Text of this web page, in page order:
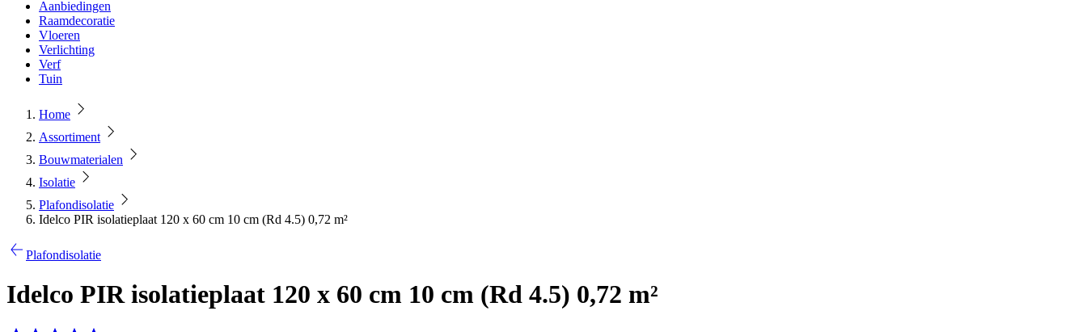
Aanbiedingen
Raamdecoratie
Vloeren
Verlichting
Verf
Tuin
Home
Assortiment
Bouwmaterialen
Isolatie
Plafondisolatie
Idelco PIR isolatieplaat 120 x 60 cm 10 cm (Rd 4.5) 0,72 m²
Plafondisolatie
Idelco PIR isolatieplaat 120 x 60 cm 10 cm (Rd 4.5) 0,72 m²